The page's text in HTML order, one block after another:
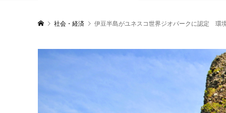
社会・経済 伊豆半島がユネスコ世界ジオパークに認定 環